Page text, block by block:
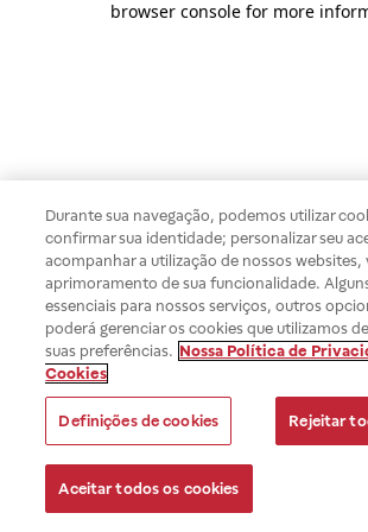
browser console for more
Durante sua navegação, podemos utilizar
confirmar sua identidade; personalizar seu
acompanhar a utilização de nossos websites,
aprimoramento de sua funcionalidade.
essenciais para nossos serviços, outros
poderá gerenciar os cookies que utilizamos
suas preferências. Nossa Política de
Cookies
Definições de cookies Rejeitar
Aceitar todos os cookies